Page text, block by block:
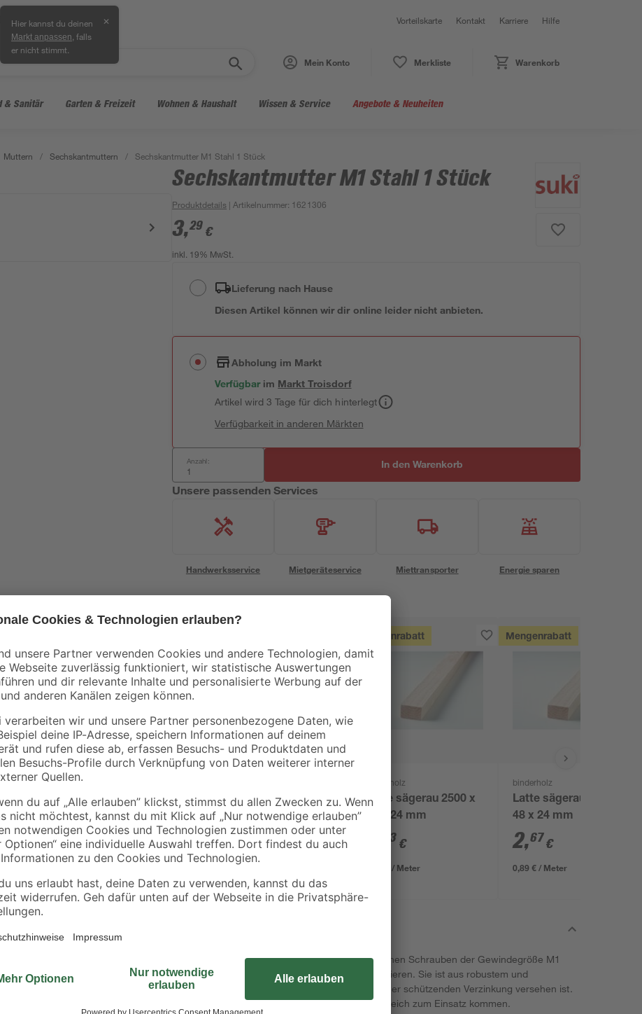
Hier kannst du deinen
Markt anpassen , falls
er nicht stimmt.
✕ Vorteilskarte Kontakt Karriere Hilfe
Mein Konto Merkliste Warenkorb
& Sanitär Garten & Freizeit Wohnen & Haushalt Wissen & Service Angebote & Neuheiten
Muttern / Sechskantmuttern / Sechskantmutter M1 Stahl 1 Stück
Sechskantmutter M1 Stahl 1 Stück
Produktdetails | Artikelnummer: 1621306
3,29 €
inkl. 19% MwSt.
Lieferung nach Hause
Diesen Artikel können wir dir online leider nicht anbieten.
Abholung im Markt
Verfügbar im MarktTroisdorf
Artikel wird 3 Tage für dich hinterlegt
Verfügbarkeit in anderen Märkten
Anzahl: In den Warenkorb
Unsere passenden Services
Handwerksservice Mietgeräteservice Miettransporter Energie sparen
x
Bestseller
binderholz
Rahmen sägerau
2000 x 58 x 38 mm
3,98€
OSB3-Verlegeplatte
'Cityboard'
ungeschliffen 1690 x
634 x 15 mm
7,59 €/ m²
8,12 € / Pack
Mengenrabatt
binderholz
Latte sägerau 2500 x
48 x 24 mm
23 €
0,89 € / Meter
Mengenrabatt
binderholz
Latte sägerau 3000 x
48 x 24 mm
2,67€
0,89 € / Meter
Alle gängigen Schraubverbindungen mit metrischen Schrauben der Gewindegröße M1
lassen sich mit der Sechskantmutter von Suki fixieren. Sie ist aus robustem und
widerstandsfähigem Stahl hergestellt, der mit einer schützenden Verzinkung versehen ist.
So kann die Sechskantmutter auch im Außenbereich zum Einsatz kommen.